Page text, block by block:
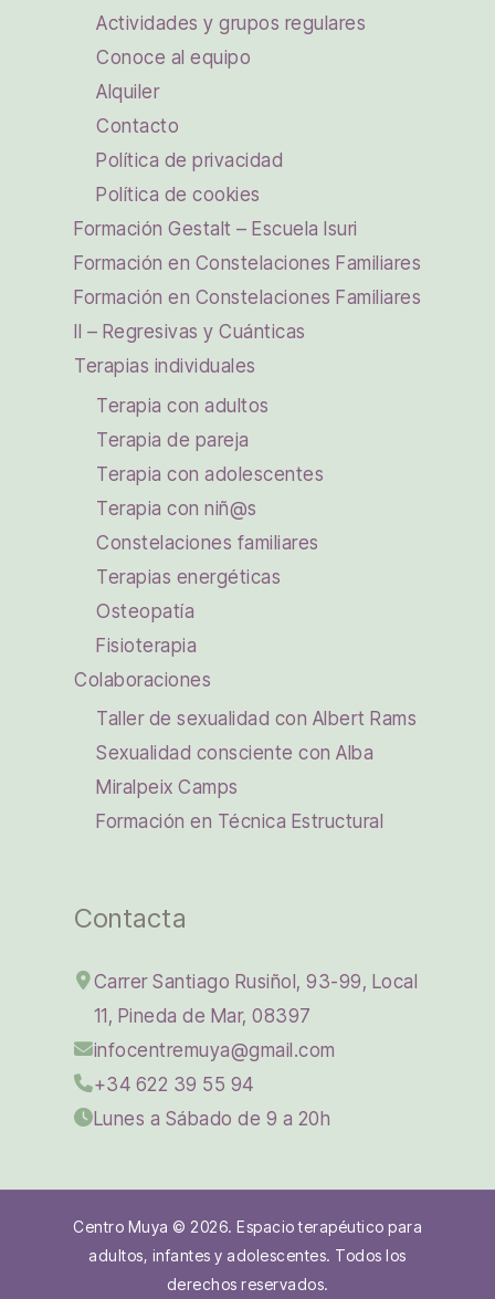
Actividades y grupos regulares
Conoce al equipo
Alquiler
Contacto
Política de privacidad
Política de cookies
Formación Gestalt – Escuela Isuri
Formación en Constelaciones Familiares
Formación en Constelaciones Familiares
II – Regresivas y Cuánticas
Terapias individuales
Terapia con adultos
Terapia de pareja
Terapia con adolescentes
Terapia con niñ@s
Constelaciones familiares
Terapias energéticas
Osteopatía
Fisioterapia
Colaboraciones
Taller de sexualidad con Albert Rams
Sexualidad consciente con Alba
Miralpeix Camps
Formación en Técnica Estructural
Contacta
Carrer Santiago Rusiñol, 93-99, Local
11, Pineda de Mar, 08397
infocentremuya@gmail.com
+34 622 39 55 94
Lunes a Sábado de 9 a 20h
Centro Muya © 2026. Espacio terapéutico para
adultos, infantes y adolescentes. Todos los
derechos reservados.